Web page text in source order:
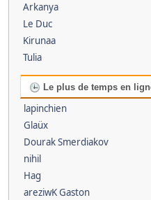
Arkanya
Le Duc
Kirunaa
Tulia
Le plus de temps en
lapinchien
Glaüx
Dourak Smerdiakov
nihil
Hag
areziwK Gaston